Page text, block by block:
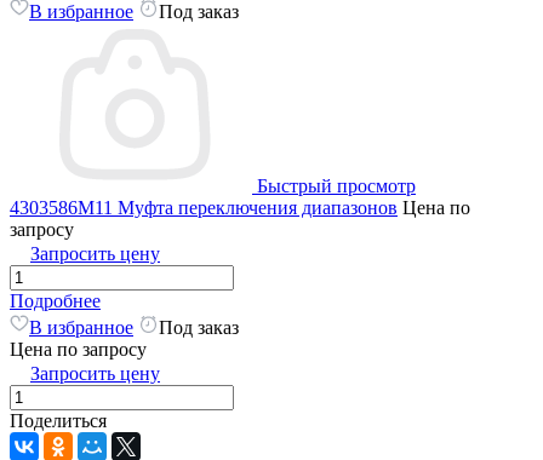
В избранное
Под заказ
Быстрый просмотр
4303586M11 Муфта переключения диапазонов Цена по
запросу
Запросить цену
Подробнее
В избранное
Под заказ
Цена по запросу
Запросить цену
Поделиться